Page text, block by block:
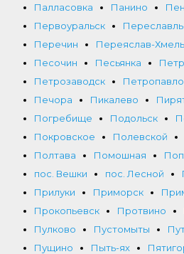
Палласовка
Панино
Первоуральск
Перечин
Переяслав-
Песочин
Песьянка
Петрозаводск
Печора
Пикалево
Погребище
Подольск
Покровское
Полевской
Полтава
Помошная
пос. Вешки
пос. Лесной
Прилуки
Приморск
Прокопьевск
Протвино
Пулково
Пустомыты
Пущино
Пыть-ях